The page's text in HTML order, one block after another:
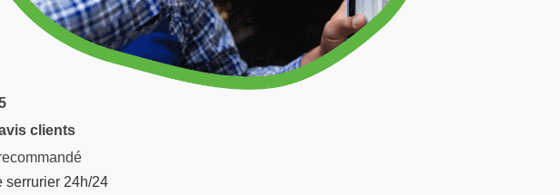
clients
serrurier 24h/24